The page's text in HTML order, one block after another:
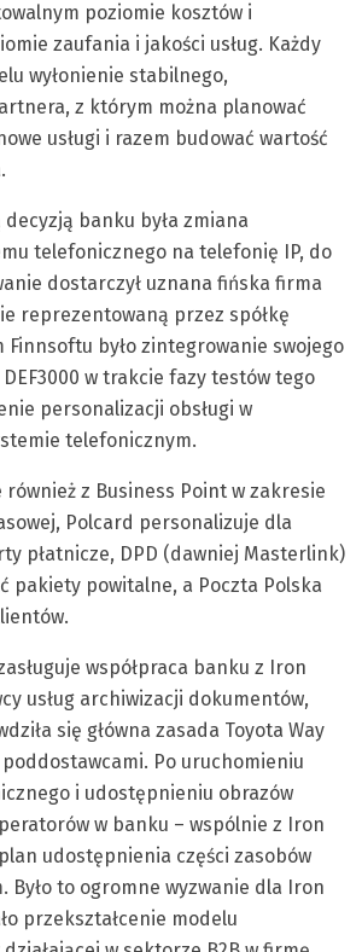
poziomie kosztów i
zaufania i jakości usług. Każdy
wyłonienie stabilnego,
z którym można planować
usługi i razem budować wartość
banku była zmiana
telefonicznego na telefonię IP, do
dostarczył uznana fińska firma
reprezentowaną przez spółkę
Finnsoftu było zintegrowanie swojego
w trakcie fazy testów tego
personalizacji obsługi w
telefonicznym.
również z Business Point w zakresie
Polcard personalizuje dla
płatnicze, DPD (dawniej Masterlink)
pakiety powitalne, a Poczta Polska
współpraca banku z Iron
usług archiwizacji dokumentów,
się główna zasada Toyota Way
Po uruchomieniu
i udostępnieniu obrazów
w banku – wspólnie z Iron
udostępnienia części zasobów
Było to ogromne wyzwanie dla Iron
przekształcenie modelu